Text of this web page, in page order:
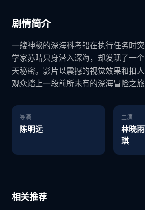
剧情简介
一艘神秘的深海科考船在执行任务时
学家苏晴只身潜入深海，却发现了一
天秘密。影片以震撼的视觉效果和扣
观众踏上一段前所未有的深海冒险之旅
导演
陈明远
主演
林晓
琪
相关推荐